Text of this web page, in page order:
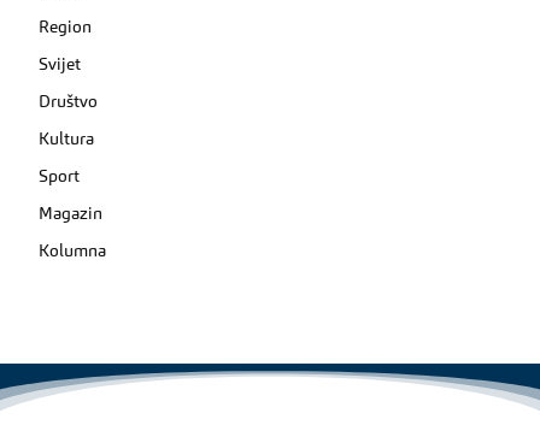
Region
Svijet
Društvo
Kultura
Sport
Magazin
Kolumna